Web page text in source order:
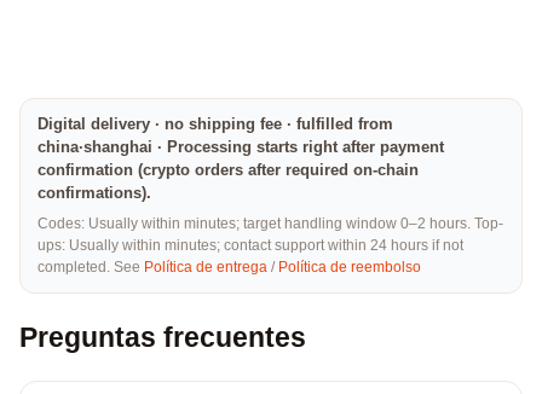
Digital delivery · no shipping fee · fulfilled from
china·shanghai · Processing starts right after payment
confirmation (crypto orders after required on-chain
confirmations).
Codes: Usually within minutes; target handling window 0–2 hours. Top-
ups: Usually within minutes; contact support within 24 hours if not
completed. See Política de entrega / Política de reembolso
Preguntas frecuentes